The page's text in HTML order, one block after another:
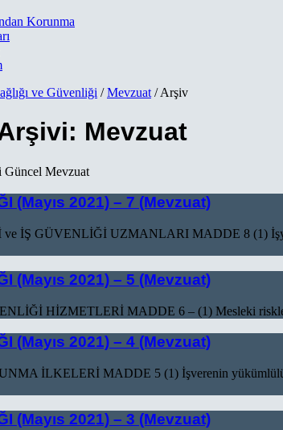
Korunma
ve Güvenliği /Mevzuat / Arşiv
Mevzuat
Güncel Mevzuat
(Mayıs 2021) – 7 (Mevzuat)
İŞ GÜVENLİĞİ UZMANLARI MADDE 8 (1) İşyeri
(Mayıs 2021) – 5 (Mevzuat)
HİZMETLERİ MADDE 6 – (1) Mesleki risklerin
(Mayıs 2021) – 4 (Mevzuat)
İLKELERİ MADDE 5 (1) İşverenin
(Mayıs 2021) – 3 (Mevzuat)